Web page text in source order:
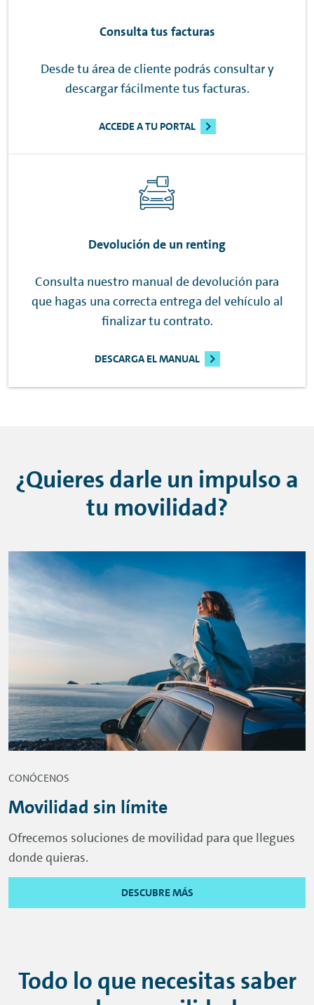
Consulta tus facturas​
Desde tu área de cliente podrás consultar y
descargar fácilmente tus facturas.
ACCEDE A TU PORTAL
Devolución de un renting
Consulta nuestro manual de devolución para
que hagas una correcta entrega del vehículo al
finalizar tu contrato.
DESCARGA EL MANUAL
¿Quieres darle un impulso a
tu movilidad?
CONÓCENOS
Movilidad sin límite
Ofrecemos soluciones de movilidad para que llegues
donde quieras.
DESCUBRE MÁS
Todo lo que necesitas saber